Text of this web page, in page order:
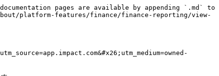
|
| 税         | 該当する請求書番号に適用された税額。                                                                                                                                                               |
| 合計        | あなたの *インパクト手数料* および請求された *税金*.                                                                                                                                                   |
| 支払済み額     | その請求書について、すでに impact.com に支払った金額。                                                                                                                                                |
| 未払い額      | その請求書を清算するために、まだ impact.com に支払う必要がある金額。                                                                                                                                         |
| ステータス     | 請求書が支払済み、未処理、または期限超過かどうか。                                                                                                                                                        |

</details>

#### ロック日付別月次締めを表示

その *イベント日付別月次締め* このレポートでは、アクションがロックされた日付に基づき、コストと手数料がどこで発生したかを月ごとに集計してまとめて表示します。

1. 左側のナビゲーションメニューから、次を選択します ![](/files/7ddd72d8e69e7055d9408cf4847c5c54abf9f71d) **Engage → レポート → その他のレポート**.
2. その *カテゴリ* フィルター、〜で絞り込み **財務** レポート。
3. 選択 **ロック日付別月次締め**.
   * 次のことができます ![](/files/81c8ea6eb0a0417964083897285a4179bb98f3e6) [ピン留めする](/brand/ja/what-would-you-like-to-learn-about/platform-features/multi-program-reports/report-management/pin-a-report.md), ![](/files/5662596adafcd460c15e06760fa350883bc5e7f4) [スケジュール設定する](/brand/ja/what-would-you-like-to-learn-about/platform-features/multi-program-reports/report-management/schedule-reports.md)、および ![](/files/13cccf72e7bffda0ccdbcbaccef663ee74d618f0) [ダウンロードする](/brand/ja/what-would-you-like-to-learn-about/platform-features/multi-program-reports/report-management/download-a-report.md) 画面右上のボタンを使ってレポートを。
   * 次を使用できます： ![](/files/6f8314de4650eb50296a22f0905ff81ab67391cc) **\[ドロップダウンメニュー]** 画面上部で、特定の資金調達アカウントおよび請求グループに関連するデータを絞り込んでください。

#### 表の参照

このレポートは2つのセクションで構成されています —  *パートナー手数料* の表と *インパクト手数料* の表。データを含むセクションのみがレポートに表示されます。

<details>

<summary>パートナー手数料</summary>

その *パートナー手数料* この表では、パートナーがあなたのプログラムにもたらした収益、およびその収益の創出に関連するあなたのコスト（つまりアクション支払い）が報告されます。

<div data-with-frame="true"><figure><img src="/files/565fa5b2587a43977905a8ca9f4c7e166e1231d0" alt="" width="563"><figcaption></figcaption></figure></div>

|               |                                                                                                                                                                                                           |
| ------------- | --------------------------------------------------------------------------------------------------------------------------------------------------------------------------------------------------------- |
| **テーブル列**     | **説明**                                                                                                                                                                                                    |
| 月             | この行のデータが生成された月で